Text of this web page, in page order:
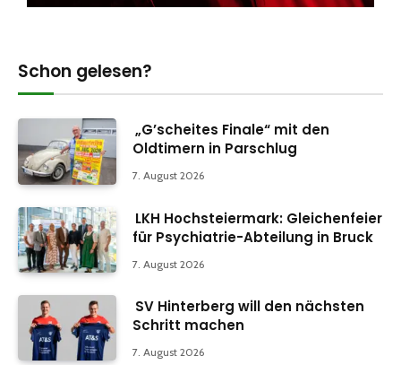
Schon gelesen?
„G’scheites Finale“ mit den
Oldtimern in Parschlug
7. August 2026
LKH Hochsteiermark: Gleichenfeier
für Psychiatrie-Abteilung in Bruck
7. August 2026
SV Hinterberg will den nächsten
Schritt machen
7. August 2026